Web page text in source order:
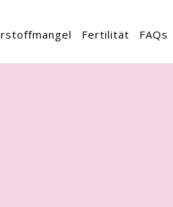
Fertilität FAQs